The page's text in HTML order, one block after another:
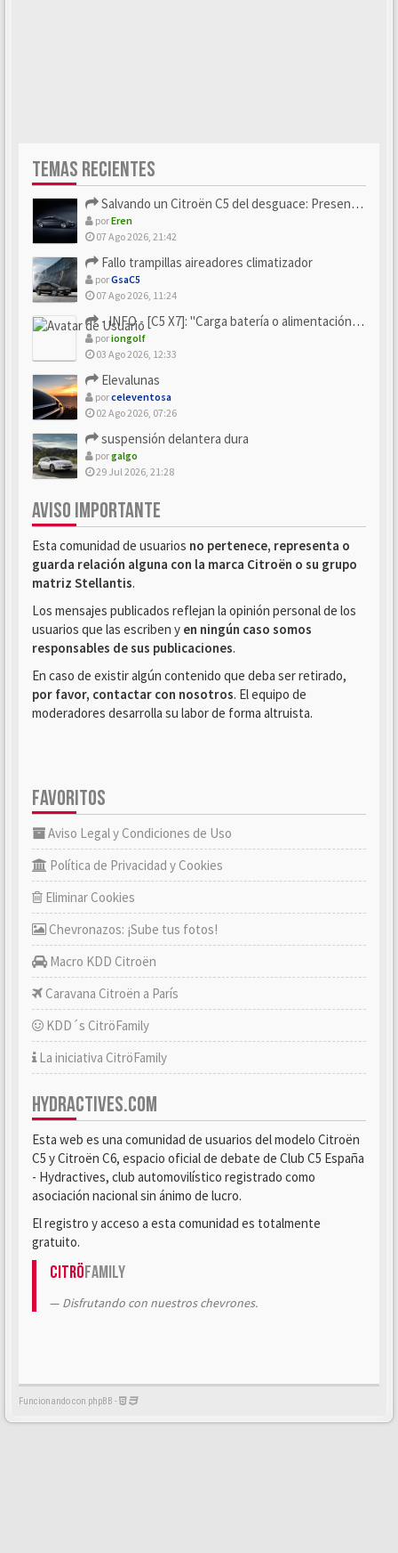
TEMAS RECIENTES
Salvando un Citroën C5 del desguace: Presentación y seguimiento
porEren
07 Ago 2026, 21:42
Fallo trampillas aireadores climatizador
porGsaC5
07 Ago 2026, 11:24
- INFO - [C5 X7]: "Carga batería o alimentación eléctri...
poriongolf
03 Ago 2026, 12:33
Elevalunas
porceleventosa
02 Ago 2026, 07:26
suspensión delantera dura
porgalgo
29 Jul 2026, 21:28
AVISO IMPORTANTE
Esta comunidad de usuarios no pertenece, representa o
guarda relación alguna con la marca Citroën o su grupo
matriz Stellantis.
Los mensajes publicados reflejan la opinión personal de los
usuarios que las escriben y en ningún caso somos
responsables de sus publicaciones.
En caso de existir algún contenido que deba ser retirado,
por favor, contactar con nosotros. El equipo de
moderadores desarrolla su labor de forma altruista.
FAVORITOS
Aviso Legal y Condiciones de Uso
Política de Privacidad y Cookies
Eliminar Cookies
Chevronazos: ¡Sube tus fotos!
Macro KDD Citroën
Caravana Citroën a París
KDD´s CitröFamily
La iniciativa CitröFamily
HYDRACTIVES.COM
Esta web es una comunidad de usuarios del modelo Citroën
C5 y Citroën C6, espacio oficial de debate de Club C5 España
- Hydractives, club automovilístico registrado como
asociación nacional sin ánimo de lucro.
El registro y acceso a esta comunidad es totalmente
gratuito.
CitröFamily
Disfrutando con nuestros chevrones.
Funcionando con phpBB -